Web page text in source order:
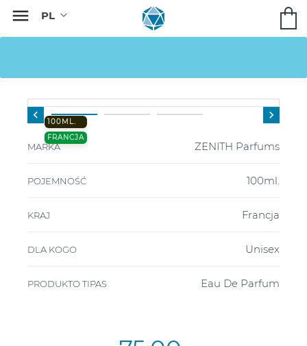

100ML.
FRANCJA
 
MARKA ZENITH Parfums
POJEMNOŚĆ 100ml.
KRAJ Francja
DLA KOGO Unisex
PRODUKTO TIPAS Eau De Parfum